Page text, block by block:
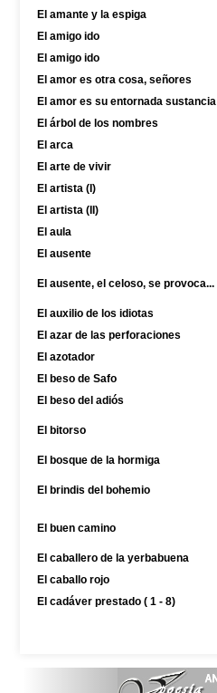
El amante y la espiga
El amigo ido
El amigo ido
El amor es otra cosa, señores
El amor es su entornada sustancia
El árbol de los nombres
El arca
El arte de vivir
El artista (I)
El artista (II)
El aula
El ausente
El ausente, el celoso, se provoca...
El auxilio de los idiotas
El azar de las perforaciones
El azotador
El beso de Safo
El beso del adiós
El bitorso
El bosque de la hormiga
El brindis del bohemio
El buen camino
El caballero de la yerbabuena
El caballo rojo
El cadáver prestado ( 1 - 8)